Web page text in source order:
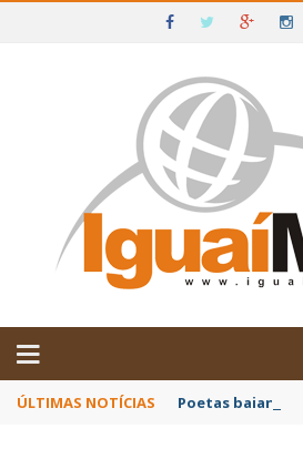
IGUAÍ E SUDOESTE DA BAHIA
ÚLTIMAS NOTÍCIAS Poetas baianos